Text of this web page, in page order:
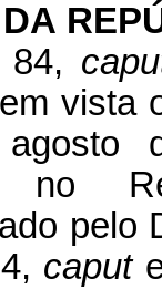
84,
vista
no
pelo
caput